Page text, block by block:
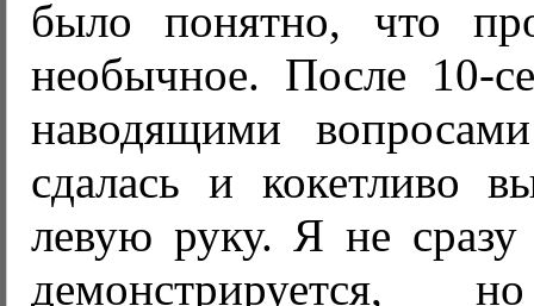
было понятно, что
необычное. После 10-
наводящими
сдалась и кокетливо
левую руку. Я не
демонстрируется,